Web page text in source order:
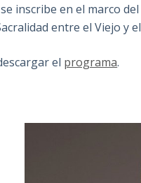
inscribe en el marco
entre el Viejo y
el programa.